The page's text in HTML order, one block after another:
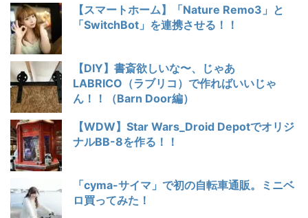
【スマートホーム】「Nature Remo3」と
「SwitchBot」を連携させる！！
【DIY】書斎欲しいな〜、じゃあ
LABRICO（ラブリコ）で作ればいいじゃ
ん！！（Barn Door編）
【WDW】Star Wars_Droid Depotでオリジ
ナルBB-8を作る！！
「cyma-サイマ」で初の自転車通販。ミニベ
ロ買ってみた！